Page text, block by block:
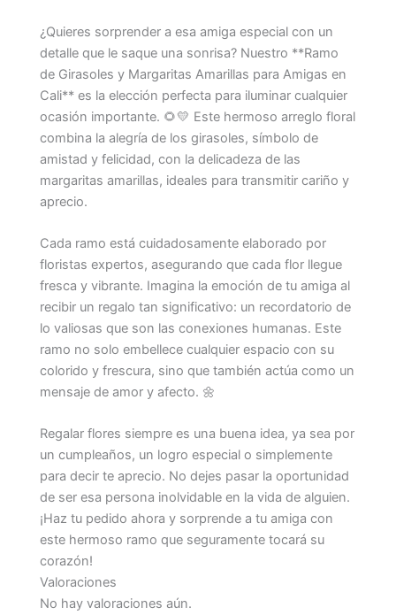
¿Quieres sorprender a esa amiga especial con un
detalle que le saque una sonrisa? Nuestro **Ramo
de Girasoles y Margaritas Amarillas para Amigas en
Cali** es la elección perfecta para iluminar cualquier
ocasión importante. 🌻💛 Este hermoso arreglo floral
combina la alegría de los girasoles, símbolo de
amistad y felicidad, con la delicadeza de las
margaritas amarillas, ideales para transmitir cariño y
aprecio.
Cada ramo está cuidadosamente elaborado por
floristas expertos, asegurando que cada flor llegue
fresca y vibrante. Imagina la emoción de tu amiga al
recibir un regalo tan significativo: un recordatorio de
lo valiosas que son las conexiones humanas. Este
ramo no solo embellece cualquier espacio con su
colorido y frescura, sino que también actúa como un
mensaje de amor y afecto. 🌼
Regalar flores siempre es una buena idea, ya sea por
un cumpleaños, un logro especial o simplemente
para decir te aprecio. No dejes pasar la oportunidad
de ser esa persona inolvidable en la vida de alguien.
¡Haz tu pedido ahora y sorprende a tu amiga con
este hermoso ramo que seguramente tocará su
corazón!
Valoraciones
No hay valoraciones aún.